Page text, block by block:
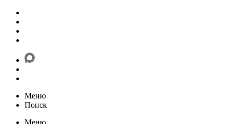
Меню
Поиск
Меню